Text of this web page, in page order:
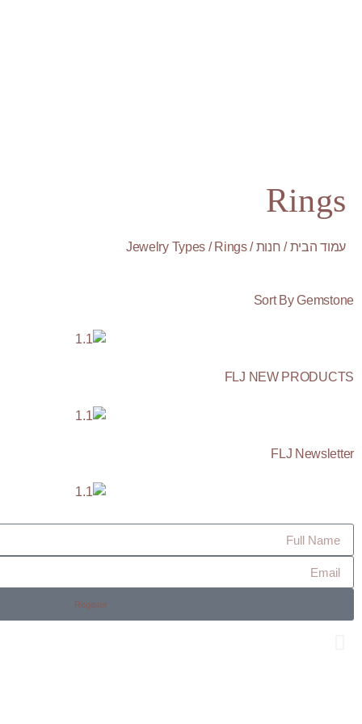
Rings
עמוד הבית/ חנות/
Jewelry Types / Rings
Sort By Gemstone
FLJ NEW PRODUCTS
FLJ Newsletter
Register